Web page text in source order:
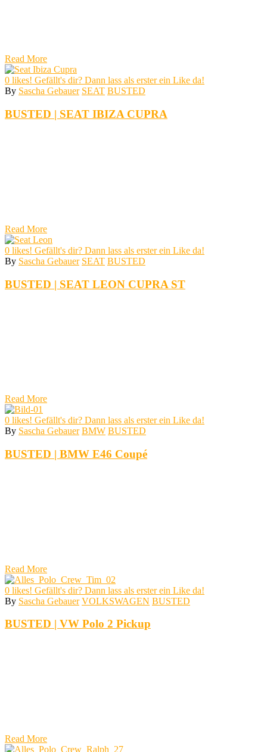
Read More
0 likes! Gefällt's dir? Dann lass als erster ein Like da!
By Sascha Gebauer SEAT BUSTED
BUSTED | SEAT IBIZA CUPRA
Read More
0 likes! Gefällt's dir? Dann lass als erster ein Like da!
By Sascha Gebauer SEAT BUSTED
BUSTED | SEAT LEON CUPRA ST
Read More
0 likes! Gefällt's dir? Dann lass als erster ein Like da!
By Sascha Gebauer BMW BUSTED
BUSTED | BMW E46 Coupé
Read More
0 likes! Gefällt's dir? Dann lass als erster ein Like da!
By Sascha Gebauer VOLKSWAGEN BUSTED
BUSTED | VW Polo 2 Pickup
Read More